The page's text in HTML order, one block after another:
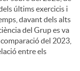
últims exercicis i
davant dels alts
del Grup es va
del 2023,
entre els